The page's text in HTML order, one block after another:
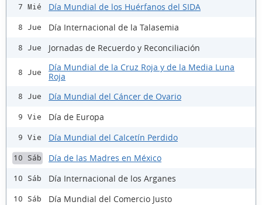
7 Mié Día Mundial de los Huérfanos del SIDA
8 Jue Día Internacional de la Talasemia
8 Jue Jornadas de Recuerdo y Reconciliación
8 Jue
Día Mundial de la Cruz Roja y de la Media Luna
Roja
8 Jue Día Mundial del Cáncer de Ovario
9 Vie Día de Europa
9 Vie Día Mundial del Calcetín Perdido
10 Sáb Día de las Madres en México
10 Sáb Día Internacional de los Arganes
10 Sáb Día Mundial del Comercio Justo